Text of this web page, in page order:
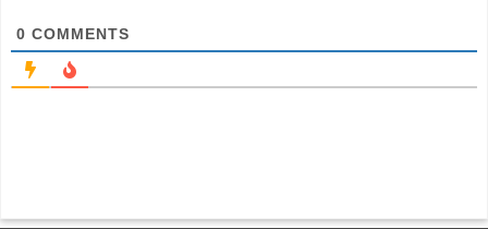
0 COMMENTS